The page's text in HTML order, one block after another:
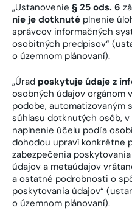
„Ustanovenie § 25 ods. 6
nie je dotknuté plnenie
správcov informačných
osobitných predpisov“
o územnom plánovaní).
„Úrad poskytuje údaje z
osobných údajov orgánom
podobe, automatizovaným
súhlasu dotknutých osôb,
naplnenie účelu podľa
dohodou upraví konkrétne
zabezpečenia
údajov a metaúdajov
a ostatné podrobnosti o
poskytovania údajov“
o územnom plánovaní).